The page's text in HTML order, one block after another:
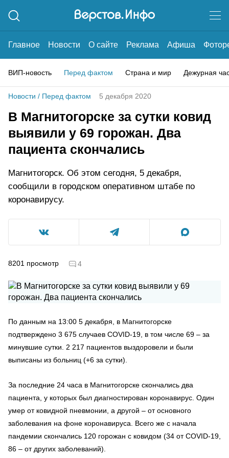
Главное Новости О сайте Реклама Афиша
ВИП-новость Перед фактом Страна и мир Дежурная
Новости / Перед фактом 5 декабря 2020
В Магнитогорске за сутки ковид
выявили у 69 горожан. Два
пациента скончались
Магнитогорск. Об этом сегодня, 5 декабря,
сообщили в городском оперативном штабе по
коронавирусу.
8201 просмотр 4
По данным на 13:00 5 декабря, в Магнитогорске
подтверждено 3 675 случаев COVID-19, в том числе 69 – за
минувшие сутки. 2 217 пациентов выздоровели и были
выписаны из больниц (+6 за сутки).
За последние 24 часа в Магнитогорске скончались два
пациента, у которых был диагностирован коронавирус. Один
умер от ковидной пневмонии, а другой – от основного
заболевания на фоне коронавируса. Всего же с начала
пандемии скончались 120 горожан с ковидом (34 от COVID-19,
86 – от других заболеваний).